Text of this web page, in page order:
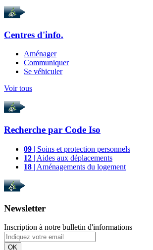
Centres d'info.
Aménager
Communiquer
Se véhiculer
Voir tous
Recherche par Code Iso
09 | Soins et protection personnels
12 | Aides aux déplacements
18 | Aménagements du logement
Newsletter
Inscription à notre bulletin d'informations
OK